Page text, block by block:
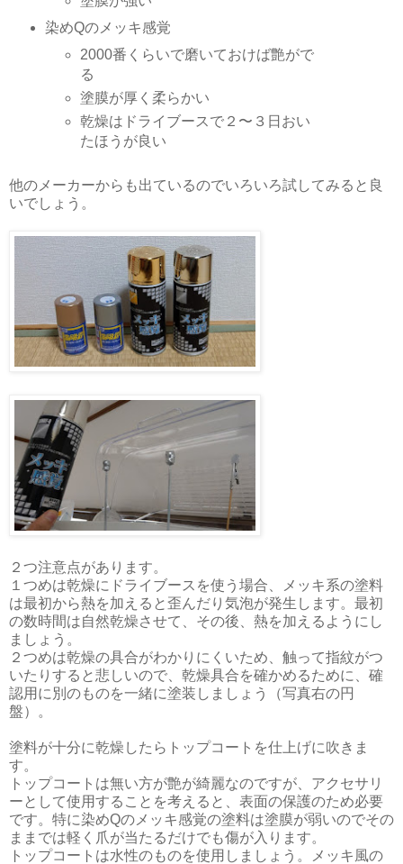
染めQのメッキ感覚
2000番くらいで磨いておけば艶がで
る
塗膜が厚く柔らかい
乾燥はドライブースで２〜３日おい
たほうが良い
他のメーカーからも出ているのでいろいろ試してみると良
いでしょう。
２つ注意点があります。
１つめは乾燥にドライブースを使う場合、メッキ系の塗料
は最初から熱を加えると歪んだり気泡が発生します。最初
の数時間は自然乾燥させて、その後、熱を加えるようにし
ましょう。
２つめは乾燥の具合がわかりにくいため、触って指紋がつ
いたりすると悲しいので、乾燥具合を確かめるために、確
認用に別のものを一緒に塗装しましょう（写真右の円
盤）。
塗料が十分に乾燥したらトップコートを仕上げに吹きま
す。
トップコートは無い方が艶が綺麗なのですが、アクセサリ
ーとして使用することを考えると、表面の保護のため必要
です。特に染めQのメッキ感覚の塗料は塗膜が弱いのでその
ままでは軽く爪が当たるだけでも傷が入ります。
トップコートは水性のものを使用しましょう。メッキ風の